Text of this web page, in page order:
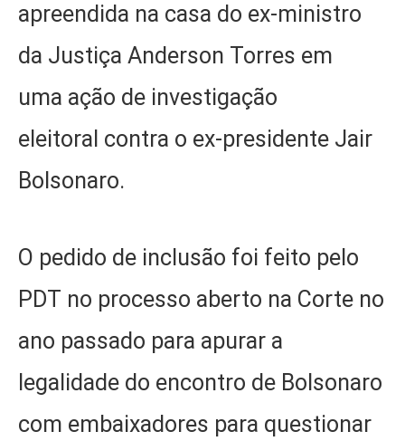
apreendida na casa do ex-ministro
da Justiça Anderson Torres em
uma ação de investigação
eleitoral contra o ex-presidente Jair
Bolsonaro.
O pedido de inclusão foi feito pelo
PDT no processo aberto na Corte no
ano passado para apurar a
legalidade do encontro de Bolsonaro
com embaixadores para questionar